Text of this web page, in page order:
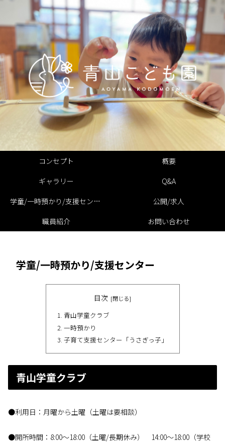
コンセプト
概要
ギャラリー
Q&A
学童/一時預かり/支援センター
公開/求人
職員紹介
お問い合わせ
学童/一時預かり/支援センター
目次
青山学童クラブ
一時預かり
子育て支援センター「うさぎっ子」
青山学童クラブ
●利用日：月曜から土曜（土曜は要相談）
●開所時間：8:00〜18:00（土曜/長期休み） 14:00〜18:00（学校